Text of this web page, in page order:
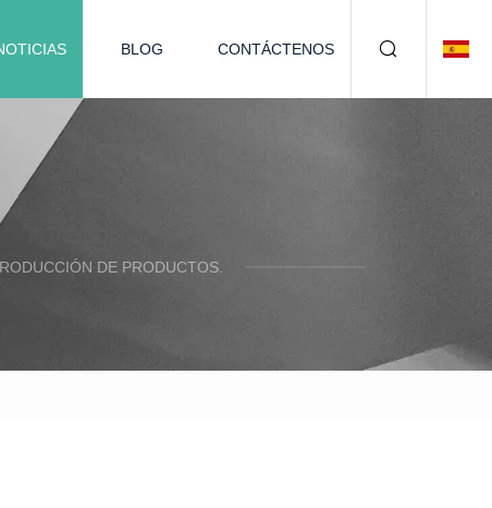
BLOG CONTÁCTENOS
DE PRODUCTOS.